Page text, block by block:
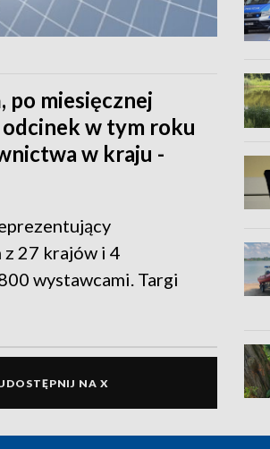
po miesięcznej
odcinek w tym roku
w kraju -
27 krajów i 4
wystawcami. Targi
NA X